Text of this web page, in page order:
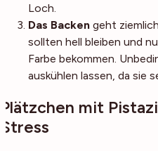
Loch.
Das Backen geht
sollten hell bleiben und
Farbe bekommen.
auskühlen lassen, da sie
Plätzchen mit
Stress